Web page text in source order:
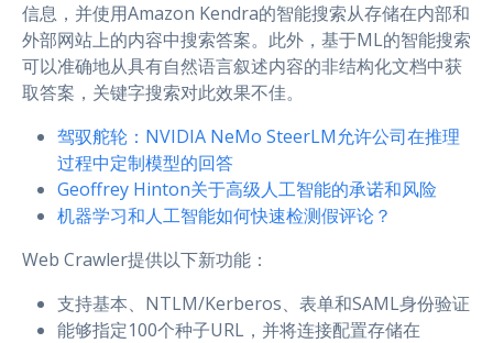
信息，并使用Amazon Kendra的智能搜索从存储在内部和
外部网站上的内容中搜索答案。此外，基于ML的智能搜索
可以准确地从具有自然语言叙述内容的非结构化文档中获
取答案，关键字搜索对此效果不佳。
驾驭舵轮：NVIDIA NeMo SteerLM允许公司在推理
过程中定制模型的回答
Geoffrey Hinton关于高级人工智能的承诺和风险
机器学习和人工智能如何快速检测假评论？
Web Crawler提供以下新功能：
支持基本、NTLM/Kerberos、表单和SAML身份验证
能够指定100个种子URL，并将连接配置存储在